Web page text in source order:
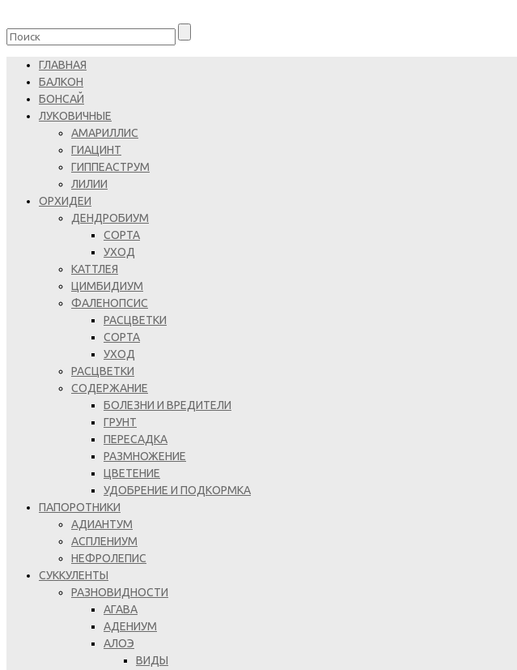
ГЛАВНАЯ
БАЛКОН
БОНСАЙ
ЛУКОВИЧНЫЕ
АМАРИЛЛИС
ГИАЦИНТ
ГИППЕАСТРУМ
ЛИЛИИ
ОРХИДЕИ
ДЕНДРОБИУМ
СОРТА
УХОД
КАТТЛЕЯ
ЦИМБИДИУМ
ФАЛЕНОПСИС
РАСЦВЕТКИ
СОРТА
УХОД
РАСЦВЕТКИ
СОДЕРЖАНИЕ
БОЛЕЗНИ И ВРЕДИТЕЛИ
ГРУНТ
ПЕРЕСАДКА
РАЗМНОЖЕНИЕ
ЦВЕТЕНИЕ
УДОБРЕНИЕ И ПОДКОРМКА
ПАПОРОТНИКИ
АДИАНТУМ
АСПЛЕНИУМ
НЕФРОЛЕПИС
СУККУЛЕНТЫ
РАЗНОВИДНОСТИ
АГАВА
АДЕНИУМ
АЛОЭ
ВИДЫ